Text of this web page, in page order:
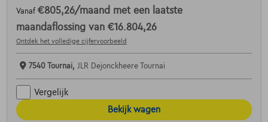
Vanaf €805,26/maand met een laatste
maandaflossing van €16.804,26
Ontdek het volledige cijfervoorbeeld
7540 Tournai, JLR Dejonckheere Tournai
Vergelijk
Bekijk wagen